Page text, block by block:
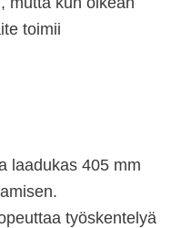
toimii
laadukas 405 mm
työskentelyä